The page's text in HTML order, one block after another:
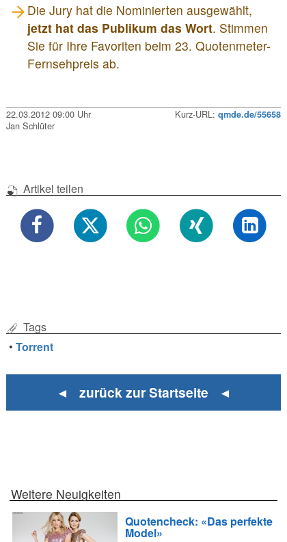
Die Jury hat die Nominierten ausgewählt,
jetzt hat das Publikum das Wort. Stimmen
Sie für Ihre Favoriten beim 23. Quotenmeter-
Fernsehpreis ab.
22.03.2012 09:00 Uhr Kurz-URL: qmde.de/55658
Jan Schlüter
Artikel teilen
Tags
•Torrent
◄ zurück zur Startseite ◄
Weitere Neuigkeiten
Quotencheck: «Das perfekte
Model»